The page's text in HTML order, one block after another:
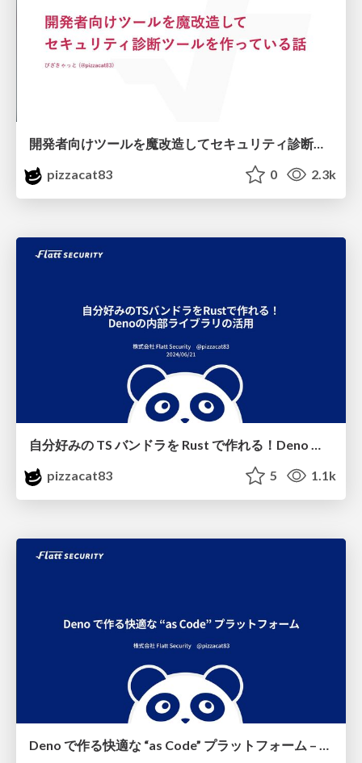
開発者向けツールを魔改造してセキュリティ診断ツールを作っている話 － 第1回 セキュリティ若手の会 LT
pizzacat83
0 2.3k
自分好みの TS バンドラを Rust で作れる！Deno の内部ライブラリの活用 – Denoで変わるランタイムの景色 実践事例 Lunch LT
pizzacat83
5 1.1k
Deno で作る快適な “as Code” プラットフォーム – TSKaigi 2024